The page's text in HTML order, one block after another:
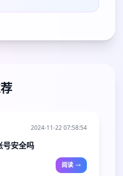
2024-11-22 07:58:54
号安全吗
阅读